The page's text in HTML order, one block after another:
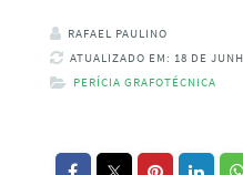
RAFAEL PAULINO
ATUALIZADO EM: 18 DE
PERÍCIA GRAFOTÉCNICA